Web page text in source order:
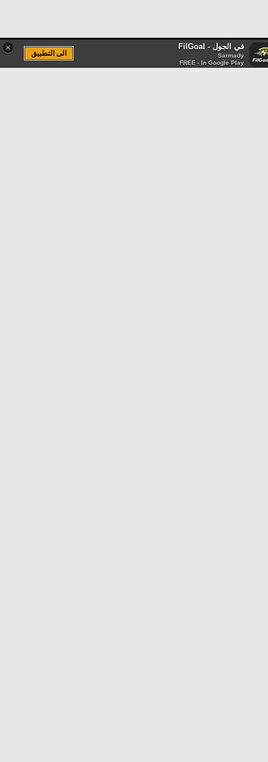
× في الجول - FilGoal
Sarmady
FREE - In Google Play
الى التطبيق